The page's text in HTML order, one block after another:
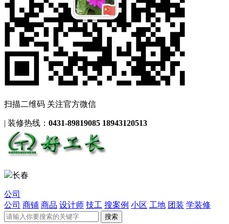
扫描二维码 关注官方微信
| 装修热线： 0431-89819085 18943120513
长春
公司
公司 商铺 商品 设计师 技工 搜案例 小区 工地 团装 学装修